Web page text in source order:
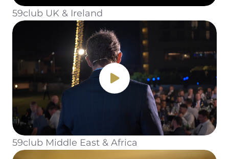
59club UK & Ireland
59club Middle East & Africa